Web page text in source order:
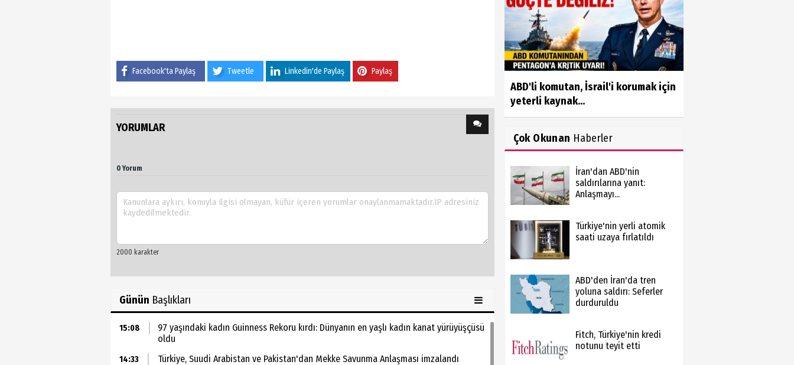
Facebook'ta Paylaş Tweetle Linkedin'de Paylaş Paylaş
YORUMLAR
0 Yorum
Günün Başlıkları
15:08
97 yaşındaki kadın Guinness Rekoru kırdı: Dünyanın en yaşlı kadın kanat yürüyüşçüsü
oldu
14:33 Türkiye, Suudi Arabistan ve Pakistan'dan Mekke Savunma Anlaşması imzalandı
ABD'li komutan, İsrail'i korumak için
yeterli kaynak...
Çok Okunan Haberler
İran'dan ABD'nin
saldırılarına yanıt:
Anlaşmayı...
Türkiye'nin yerli atomik
saati uzaya fırlatıldı
ABD'den İran'da tren
yoluna saldırı: Seferler
durduruldu
Fitch, Türkiye'nin kredi
notunu teyit etti